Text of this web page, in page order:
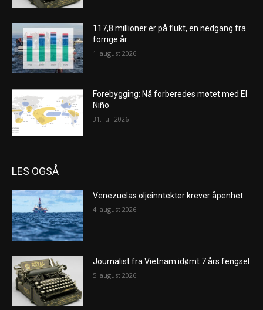
117,8 millioner er på flukt, en nedgang fra
forrige år
1. august 2026
Forebygging: Nå forberedes møtet med El
Niño
31. juli 2026
LES OGSÅ
Venezuelas oljeinntekter krever åpenhet
4. august 2026
Journalist fra Vietnam idømt 7 års fengsel
5. august 2026